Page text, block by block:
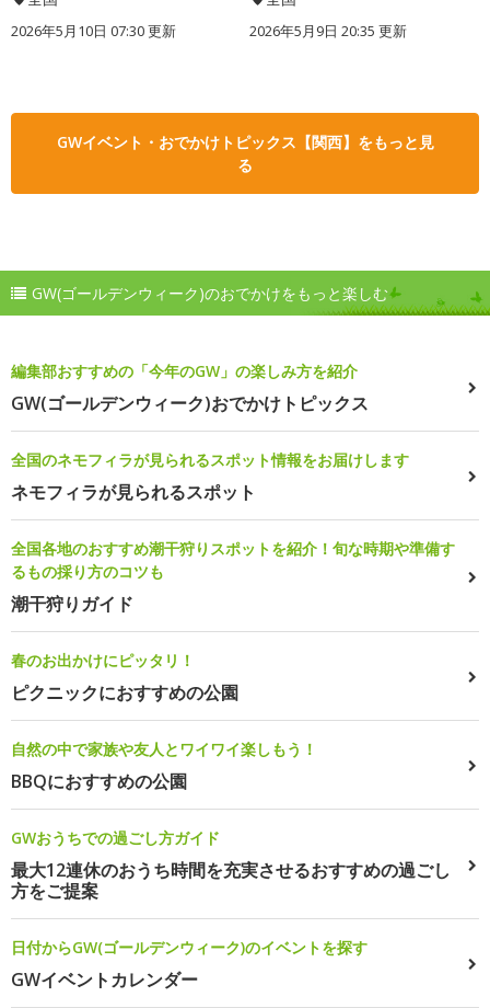
2026年5月10日 07:30 更新 2026年5月9日 20:35 更新
GWイベント・おでかけトピックス【関西】をもっと見
る
GW(ゴールデンウィーク)のおでかけをもっと楽しむ
編集部おすすめの「今年のGW」の楽しみ方を紹介
GW(ゴールデンウィーク)おでかけトピックス
全国のネモフィラが見られるスポット情報をお届けします
ネモフィラが見られるスポット
全国各地のおすすめ潮干狩りスポットを紹介！旬な時期や準備す
るもの採り方のコツも
潮干狩りガイド
春のお出かけにピッタリ！
ピクニックにおすすめの公園
自然の中で家族や友人とワイワイ楽しもう！
BBQにおすすめの公園
GWおうちでの過ごし方ガイド
最大12連休のおうち時間を充実させるおすすめの過ごし
方をご提案
日付からGW(ゴールデンウィーク)のイベントを探す
GWイベントカレンダー